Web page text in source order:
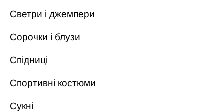
Светри і джемпери
Сорочки і блузи
Спідниці
Спортивні костюми
Сукні